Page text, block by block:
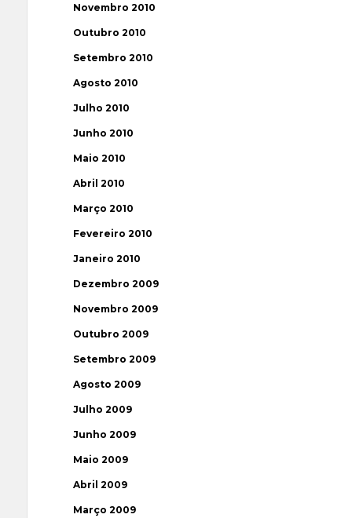
Novembro 2010
Outubro 2010
Setembro 2010
Agosto 2010
Julho 2010
Junho 2010
Maio 2010
Abril 2010
Março 2010
Fevereiro 2010
Janeiro 2010
Dezembro 2009
Novembro 2009
Outubro 2009
Setembro 2009
Agosto 2009
Julho 2009
Junho 2009
Maio 2009
Abril 2009
Março 2009